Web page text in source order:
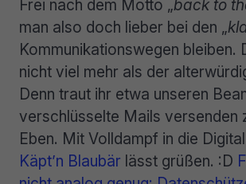
Frei nach dem Motto „back to
man also doch lieber bei den „
Kommunikationswegen bleiben.
nicht viel mehr als der
Denn traut ihr etwa unseren
verschlüsselte Mails versenden
Eben. Mit Volldampf in die
Käpt’n Blaubär lässt grüßen. :D